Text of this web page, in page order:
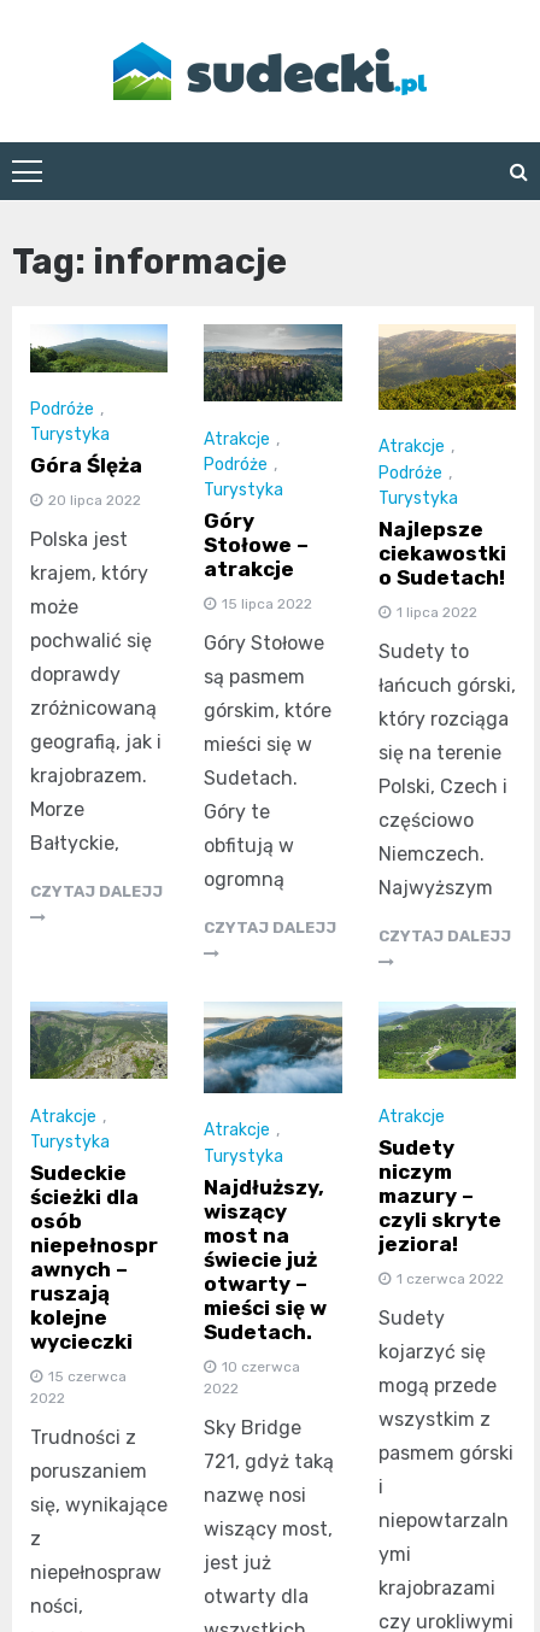
sudecki.pl
Tag: informacje
Podróże ,
Turystyka
Góra Ślęża
20 lipca 2022
Polska jest
krajem, który
może
pochwalić się
doprawdy
zróżnicowaną
geografią, jak i
krajobrazem.
Morze
Bałtyckie,
CZYTAJ DALEJJ
Atrakcje ,
Podróże ,
Turystyka
Góry
Stołowe –
atrakcje
15 lipca 2022
Góry Stołowe
są pasmem
górskim, które
mieści się w
Sudetach.
Góry te
obfitują w
ogromną
CZYTAJ DALEJJ
Atrakcje ,
Podróże ,
Turystyka
Najlepsze
ciekawostki
o Sudetach!
1 lipca 2022
Sudety to
łańcuch górski,
który rozciąga
się na terenie
Polski, Czech i
częściowo
Niemczech.
Najwyższym
CZYTAJ DALEJJ
Atrakcje ,
Turystyka
Sudeckie
ścieżki dla
osób
niepełnospr
awnych –
ruszają
kolejne
wycieczki
15 czerwca
2022
Trudności z
poruszaniem
się, wynikające
z
niepełnospraw
ności,
Atrakcje ,
Turystyka
Najdłuższy,
wiszący
most na
świecie już
otwarty –
mieści się w
Sudetach.
10 czerwca
2022
Sky Bridge
721, gdyż taką
nazwę nosi
wiszący most,
jest już
otwarty dla
Atrakcje
Sudety
niczym
mazury –
czyli skryte
jeziora!
1 czerwca 2022
Sudety
kojarzyć się
mogą przede
wszystkim z
pasmem górski
i
niepowtarzaln
ymi
krajobrazami
czy urokliwymi